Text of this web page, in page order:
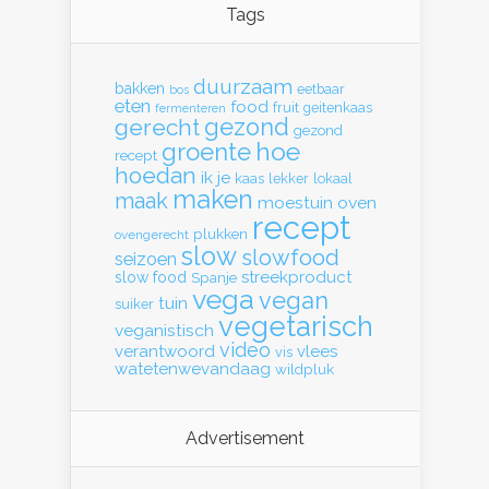
Tags
bakken bos duurzaam eetbaar
eten fermenteren food fruit geitenkaas
gerecht gezond gezond
recept groente hoe
hoedan ik je kaas lekker lokaal
maak maken moestuin oven
ovengerecht plukken recept
seizoen slow slowfood
slow food Spanje streekproduct
suiker tuin vega vegan
veganistisch vegetarisch
verantwoord video vis vlees
watetenwevandaag wildpluk
Advertisement